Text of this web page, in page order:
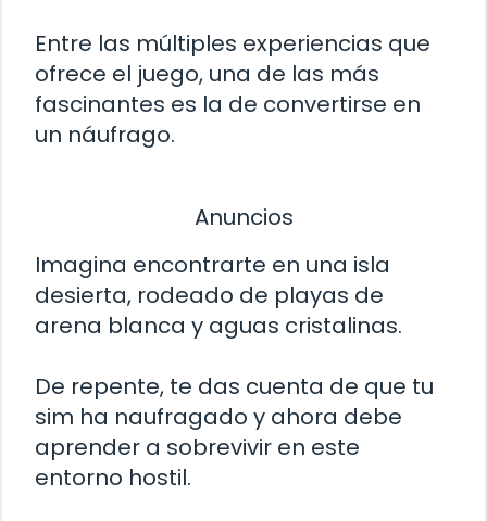
Entre las múltiples experiencias que
ofrece el juego, una de las más
fascinantes es la de convertirse en
un náufrago.
Anuncios
Imagina encontrarte en una isla
desierta, rodeado de playas de
arena blanca y aguas cristalinas.
De repente, te das cuenta de que tu
sim ha naufragado y ahora debe
aprender a sobrevivir en este
entorno hostil.